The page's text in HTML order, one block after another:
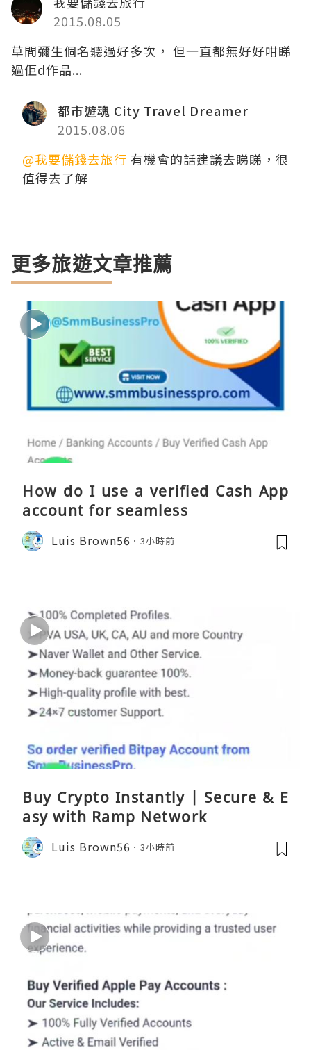
2015.08.05
草間彌生個名聽過好多次， 但一直都無好好咁睇
過佢d作品...
都市遊魂 City Travel Dreamer
2015.08.06
@我要儲錢去旅行 有機會的話建議去睇睇，很
值得去了解
更多旅遊文章推薦
How do I use a verified Cash App
account for seamless
Luis Brown56 3小時前
Buy Crypto Instantly | Secure & E
asy with Ramp Network
Luis Brown56 3小時前